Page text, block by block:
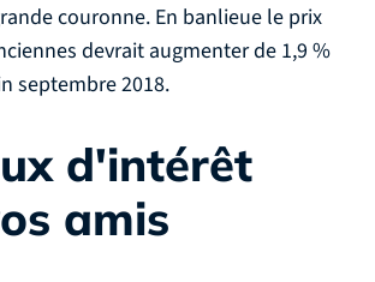
couronne. En banlieue le prix
devrait augmenter de 1,9 %
septembre 2018.
d'intérêt
amis